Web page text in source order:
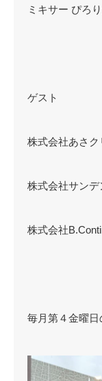
ミキサー ぴろ
ゲスト
株式会社あさ
株式会社サン
株式会社
毎月第４金曜日